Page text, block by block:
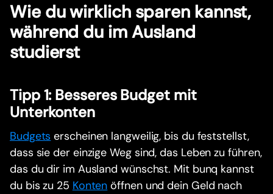
Wie du wirklich sparen kannst,
während du im Ausland
studierst
Tipp 1: Besseres Budget mit
Unterkonten
Budgets erscheinen langweilig, bis du feststellst,
dass sie der einzige Weg sind, das Leben zu führen,
das du dir im Ausland wünschst. Mit bunq kannst
du bis zu 25 Konten öffnen und dein Geld nach